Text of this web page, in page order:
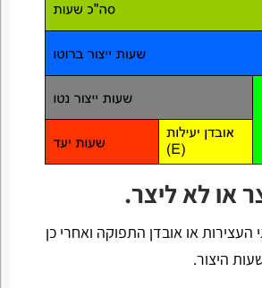
או לא ליצר.
העצירות או אובדן התפוקה ואחרי כן
היצור.